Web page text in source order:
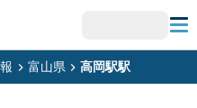
富山県 高岡駅駅